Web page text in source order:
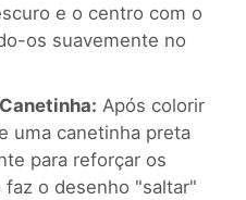
e o centro com o
os suavemente no
Após colorir
uma canetinha preta
para reforçar os
faz o desenho "saltar"